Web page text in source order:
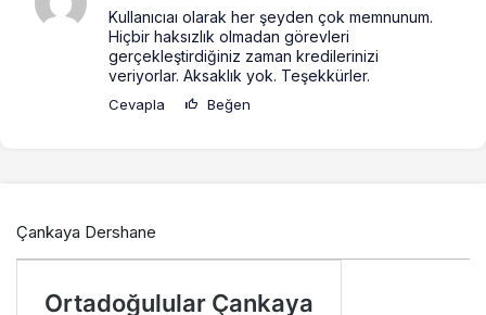
Kullanıcıaı olarak her şeyden çok memnunum.
Hiçbir haksızlık olmadan görevleri
gerçekleştirdiğiniz zaman kredilerinizi
veriyorlar. Aksaklık yok. Teşekkürler.
Cevapla Beğen
Çankaya Dershane